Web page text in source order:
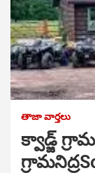
తాజా వార్తలు
క్వాడ్జ్